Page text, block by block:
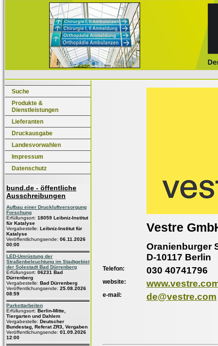
Suche
Produkte &
Dienstleistungen
Lieferanten
Druckausgabe
Landesvorwahlen
Impressum
Datenschutz
bund.de - öffentliche
Ausschreibungen
Aufbau einer Druckluftversorgung
Forschung
Erfüllungsort: 18059 Leibniz-Institut
für Katalyse
Vergabestelle: Leibniz-Institut für
Katalyse
Veröffentlichungsende: 06.11.2026
00:00
LED-Umrüstung der
Straßenbeleuchtung im Stadtgebiet
der Solestadt Bad Dürrenberg
Erfüllungsort: 06231 Bad
Dürrenberg
Vergabestelle: Bad Dürrenberg
Veröffentlichungsende: 25.08.2026
08:59
Parkettarbeiten
Erfüllungsort: Berlin-Mitte,
Tiergarten und Dahlem
Vergabestelle: Deutscher
Bundestag, Referat ZR3, Vergaben
Veröffentlichungsende: 01.09.2026
12:00
Vestre
Oranienburger
D-10117 Berlin
Telefon: 030 40741796
website:
e-mail: de@vestre.com